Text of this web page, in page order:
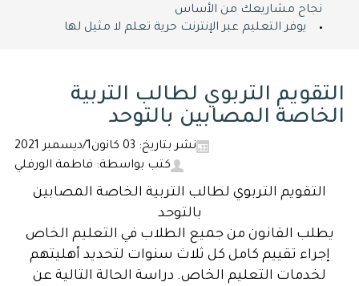
نجاح مشاريعك من الأساس
يوفر التعليم عبر الإنترنت حرية تعلم لا مثيل لها
التقويم التربوي لطالب التربية
الخاصة المصابين بالتوحد
نشر بتاريخ: 03 كانون1/ديسمبر 2021
كتب بواسطة: فاطمة الورفلي
التقويم التربوي لطالب التربية الخاصة المصابين
بالتوحد
يطلب القانون من جميع الطلاب في التعليم الخاص
إجراء تقييم كامل كل ثلاث سنوات لتحديد أهليتهم
لخدمات التعليم الخاص. دراسة الحالة التالية عن